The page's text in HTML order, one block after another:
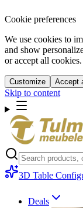
Cookie preferences
We use cookies to
and show
or accept all cookies.
Customize Accept
Skip to content
3D Table
Deals